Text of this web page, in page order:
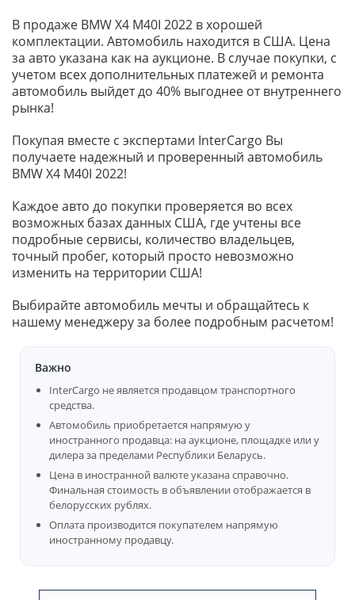
В продаже BMW X4 M40I 2022 в хорошей
комплектации. Автомобиль находится в США. Цена
за авто указана как на аукционе. В случае покупки, с
учетом всех дополнительных платежей и ремонта
автомобиль выйдет до 40% выгоднее от внутреннего
рынка!
Покупая вместе с экспертами InterCargo Вы
получаете надежный и проверенный автомобиль
BMW X4 M40I 2022!
Каждое авто до покупки проверяется во всех
возможных базах данных США, где учтены все
подробные сервисы, количество владельцев,
точный пробег, который просто невозможно
изменить на территории США!
Выбирайте автомобиль мечты и обращайтесь к
нашему менеджеру за более подробным расчетом!
Важно
InterCargo не является продавцом транспортного
средства.
Автомобиль приобретается напрямую у
иностранного продавца: на аукционе, площадке или у
дилера за пределами Республики Беларусь.
Цена в иностранной валюте указана справочно.
Финальная стоимость в объявлении отображается в
белорусских рублях.
Оплата производится покупателем напрямую
иностранному продавцу.